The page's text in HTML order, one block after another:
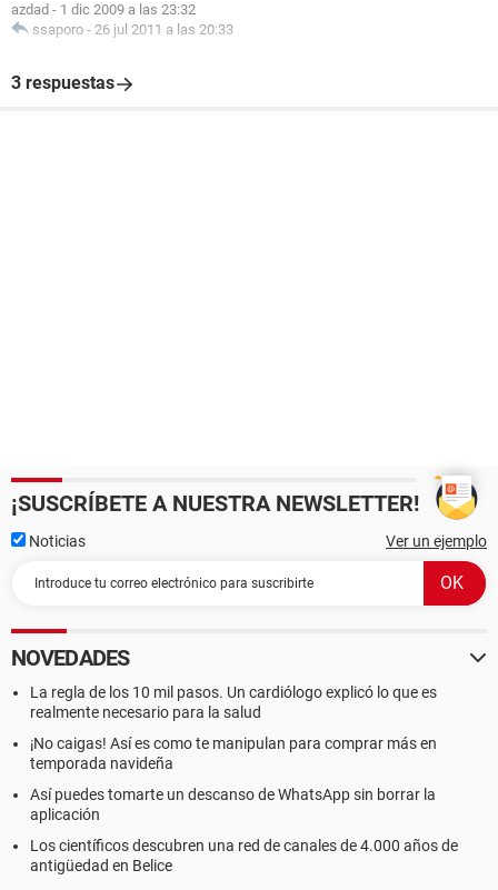
azdad - 1 dic 2009 a las 23:32
ssaporo - 26 jul 2011 a las 20:33
3 respuestas
¡SUSCRÍBETE A NUESTRA NEWSLETTER!
Noticias Ver un ejemplo
NOVEDADES
La regla de los 10 mil pasos. Un cardiólogo explicó lo que es
realmente necesario para la salud
¡No caigas! Así es como te manipulan para comprar más en
temporada navideña
Así puedes tomarte un descanso de WhatsApp sin borrar la
aplicación
Los científicos descubren una red de canales de 4.000 años de
antigüedad en Belice